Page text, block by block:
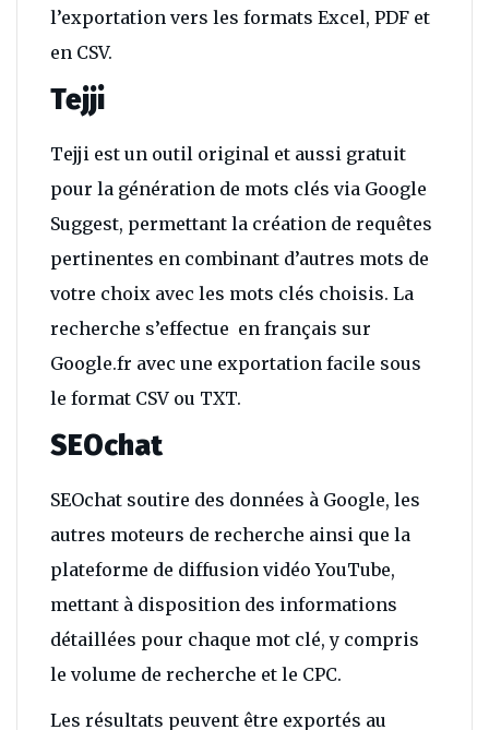
l’exportation vers les formats Excel, PDF et
en CSV.
Tejji
Tejji est un outil original et aussi gratuit
pour la génération de mots clés via Google
Suggest, permettant la création de requêtes
pertinentes en combinant d’autres mots de
votre choix avec les mots clés choisis. La
recherche s’effectue en français sur
Google.fr avec une exportation facile sous
le format CSV ou TXT.
SEOchat
SEOchat soutire des données à Google, les
autres moteurs de recherche ainsi que la
plateforme de diffusion vidéo YouTube,
mettant à disposition des informations
détaillées pour chaque mot clé, y compris
le volume de recherche et le CPC.
Les résultats peuvent être exportés au